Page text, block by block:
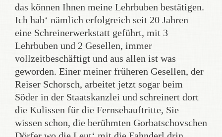
das können Ihnen meine Lehrbuben bestätigen.
Ich hab‘ nämlich erfolgreich seit 20 Jahren
eine Schreinerwerkstatt geführt, mit 3
Lehrbuben und 2 Gesellen, immer
vollzeitbeschäftigt und aus allen ist was
geworden. Einer meiner früheren Gesellen, der
Reiser Schorsch, arbeitet jetzt sogar beim
Söder in der Staatskanzlei und schreinert dort
die Kulissen für die Fernsehauftritte, Sie
wissen schon, die berühmten Gorbatschovschen